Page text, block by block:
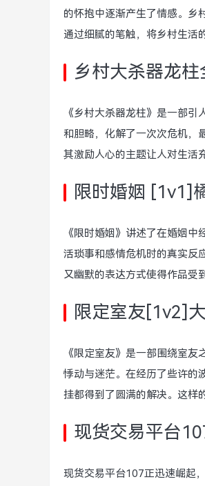
的怀抱中逐渐产生了情感。乡
通过细腻的笔触，将乡村生活
乡村大杀器龙柱
《乡村大杀器龙柱》是一部
和胆略，化解了一次次危机，
其激励人心的主题让人对生活
限时婚姻 [1v1]
《限时婚姻》讲述了在婚姻
活琐事和感情危机时的真实反
又幽默的表达方式使得作品受
限定室友[1v2]
《限定室友》是一部围绕室
悸动与迷茫。在经历了些许的
挂都得到了圆满的解决。这样
现货交易平台
现货交易平台107正迅速崛起